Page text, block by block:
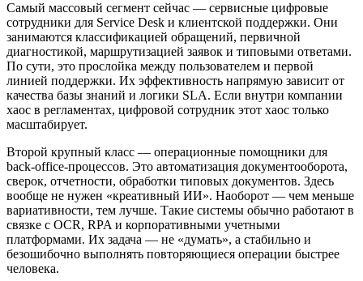
Самый массовый сегмент сейчас — сервисные цифровые
сотрудники для Service Desk и клиентской поддержки. Они
занимаются классификацией обращений, первичной
диагностикой, маршрутизацией заявок и типовыми ответами.
По сути, это прослойка между пользователем и первой
линией поддержки. Их эффективность напрямую зависит от
качества базы знаний и логики SLA. Если внутри компании
хаос в регламентах, цифровой сотрудник этот хаос только
масштабирует.
Второй крупный класс — операционные помощники для
back-office-процессов. Это автоматизация документооборота,
сверок, отчетности, обработки типовых документов. Здесь
вообще не нужен «креативный ИИ». Наоборот — чем меньше
вариативности, тем лучше. Такие системы обычно работают в
связке с OCR, RPA и корпоративными учетными
платформами. Их задача — не «думать», а стабильно и
безошибочно выполнять повторяющиеся операции быстрее
человека.